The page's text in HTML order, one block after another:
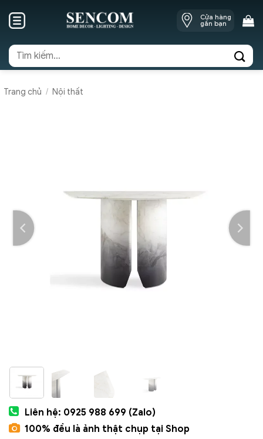
Cửa hàng
gần bạn
Tìm
kiếm:
Trang chủ / Nội thất
Liên hệ: 0925 988 699 (Zalo)
100% đều là ảnh thật chụp tại Shop